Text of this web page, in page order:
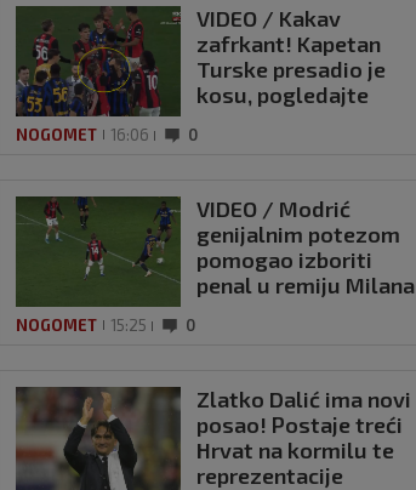
VIDEO / Pogledajte
kako je Leclercu
12. tra 2025 0
VIDEO / Kakav
zafrkant! Kapetan
Turske presadio je
kosu, pogledajte
našalio s njim
NOGOMET 16:06 0
VIDEO / Modrić
genijalnim potezom
pomogao izboriti
penal u remiju Milana
NOGOMET 15:25 0
Zlatko Dalić ima novi
posao! Postaje treći
Hrvat na kormilu te
reprezentacije